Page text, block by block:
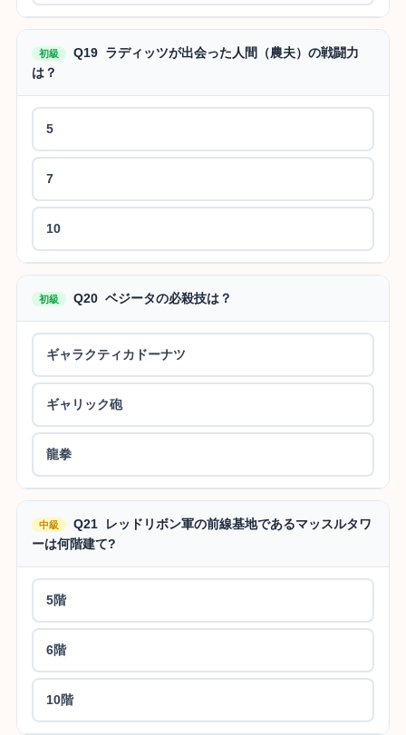
初級
Q19 ラディッツが出会った人間（農夫）の戦闘力
は？
5
7
10
初級 Q20 ベジータの必殺技は？
ギャラクティカドーナツ
ギャリック砲
龍拳
中級
Q21 レッドリボン軍の前線基地であるマッスルタワ
ーは何階建て?
5階
6階
10階